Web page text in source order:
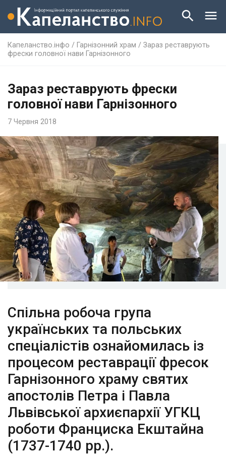
Капеланство.інфо / Гарнізонний храм / Зараз реставрують
фрески головної нави Гарнізонного
Зараз реставрують фрески
головної нави Гарнізонного
7 Червня 2018
Спільна робоча група
українських та польських
спеціалістів ознайомилась із
процесом реставрації фресок
Гарнізонного храму святих
апостолів Петра і Павла
Львівської архиєпархії УГКЦ
роботи Франциска Екштайна
(1737-1740 рр.).